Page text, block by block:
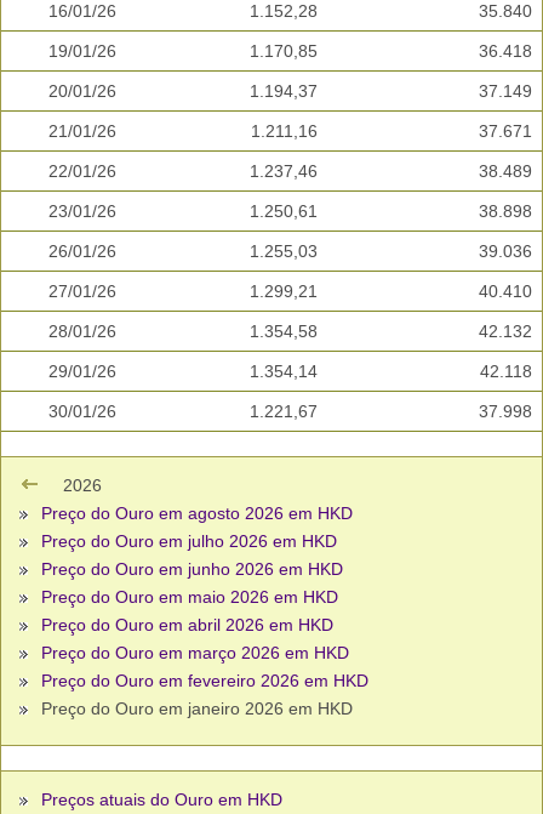
16/01/26 1.152,28 35.840
19/01/26 1.170,85 36.418
20/01/26 1.194,37 37.149
21/01/26 1.211,16 37.671
22/01/26 1.237,46 38.489
23/01/26 1.250,61 38.898
26/01/26 1.255,03 39.036
27/01/26 1.299,21 40.410
28/01/26 1.354,58 42.132
29/01/26 1.354,14 42.118
30/01/26 1.221,67 37.998
2026
Preço do Ouro em agosto 2026 em HKD
Preço do Ouro em julho 2026 em HKD
Preço do Ouro em junho 2026 em HKD
Preço do Ouro em maio 2026 em HKD
Preço do Ouro em abril 2026 em HKD
Preço do Ouro em março 2026 em HKD
Preço do Ouro em fevereiro 2026 em HKD
Preço do Ouro em janeiro 2026 em HKD
Preços atuais do Ouro em HKD